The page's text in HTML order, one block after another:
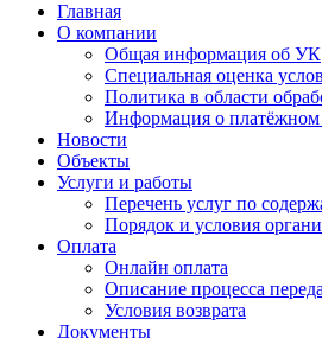
Главная
О компании
Общая информация об УК
Специальная оценка
Политика в области
Информация о платёжном
Новости
Объекты
Услуги и работы
Перечень услуг по
Порядок и условия
Оплата
Онлайн оплата
Описание процесса
Условия возврата
Документы